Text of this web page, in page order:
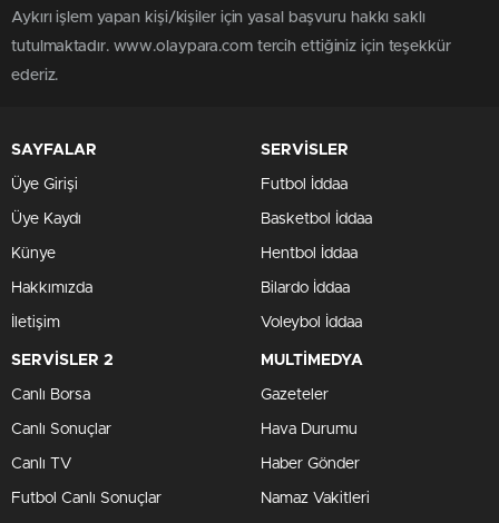
Aykırı işlem yapan kişi/kişiler için yasal başvuru hakkı saklı
tutulmaktadır. www.olaypara.com tercih ettiğiniz için teşekkür
ederiz.
SAYFALAR
Üye Girişi
Üye Kaydı
Künye
Hakkımızda
İletişim
SERVİSLER
Futbol İddaa
Basketbol İddaa
Hentbol İddaa
Bilardo İddaa
Voleybol İddaa
SERVİSLER 2
Canlı Borsa
Canlı Sonuçlar
Canlı TV
Futbol Canlı Sonuçlar
MULTİMEDYA
Gazeteler
Hava Durumu
Haber Gönder
Namaz Vakitleri